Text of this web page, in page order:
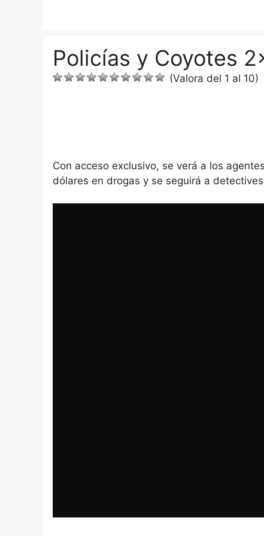
Policías y Coyotes
(Valora del 1 al 10)
Con acceso exclusivo, se verá a los
dólares en drogas y se seguirá a